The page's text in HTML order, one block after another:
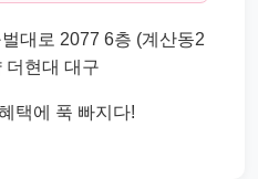
대로 2077 6층 (계산동2
더현대 대구
택에 푹 빠지다!